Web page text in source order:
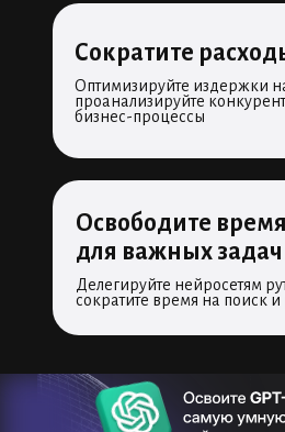
Сократите
Оптимизируйте издержки
проанализируйте
бизнес-процессы
Освободите
для важных задач
Делегируйте нейросетям
сократите время на поиск